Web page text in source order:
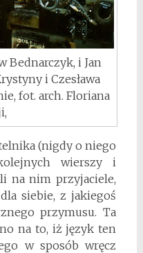
Bednarczyk, i Jan
i Czesława
fot. arch. Floriana
(nigdy o niego
wierszy i
na nim przyjaciele,
siebie, z jakiegoś
przymusu. Ta
na to, iż język ten
w sposób wręcz